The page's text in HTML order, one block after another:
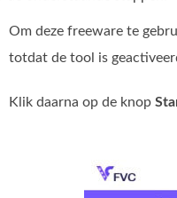
Om deze freeware te
totdat de tool is
Klik daarna op de knop